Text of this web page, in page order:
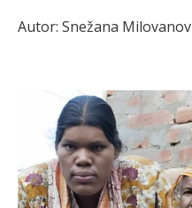
Autor: Snežana Milovanov